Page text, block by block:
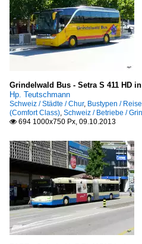
Grindelwald Bus - Setra S 411 HD
Hp. Teutschmann
Schweiz / Städte / Chur, Bustypen /
(Comfort Class), Schweiz / Betriebe /
 694 1000x750 Px, 09.10.2013